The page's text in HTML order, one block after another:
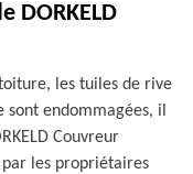
DORKELD
les tuiles de rive
endommagées, il
Couvreur
les propriétaires